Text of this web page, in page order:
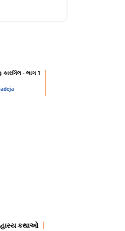
- ભાગ 1
હાસ્ય કથાઓ